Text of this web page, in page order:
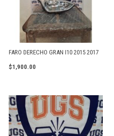
FARO DERECHO GRAN I10 2015 2017
$1,900.00